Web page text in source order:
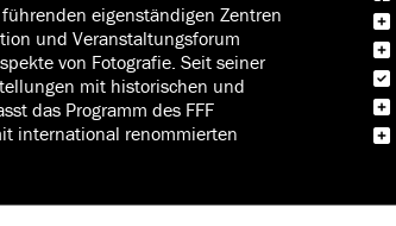
eigenständigen Zentren
und Veranstaltungsforum
von Fotografie. Seit seiner
mit historischen und
das Programm des FFF
international renommierten